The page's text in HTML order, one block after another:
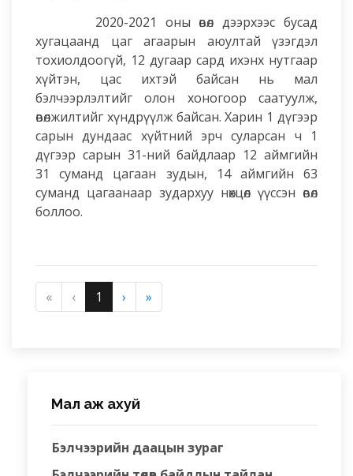
2020-2021 оны өвөл дээрхээс бусад
хугацаанд цаг агаарын аюултай үзэгдэл
тохиолдоогүй, 12 дугаар сард ихэнх нутгаар
хүйтэн, цас ихтэй байсан нь мал
бэлчээрлэлтийг олон хоногоор саатуулж,
өвөлжилтийг хүндрүүлж байсан. Харин 1 дүгээр
сарын дундаас хүйтний эрч суларсан ч 1
дүгээр сарын 31-ний байдлаар 12 аймгийн
31 суманд цагаан зудын, 14 аймгийн 63
суманд цагаанаар зудархуу нөхцөл үүссэн өвөл
боллоо.
« ‹ 1 › »
Мал аж ахуй
Бэлчээрийн даацын зураг